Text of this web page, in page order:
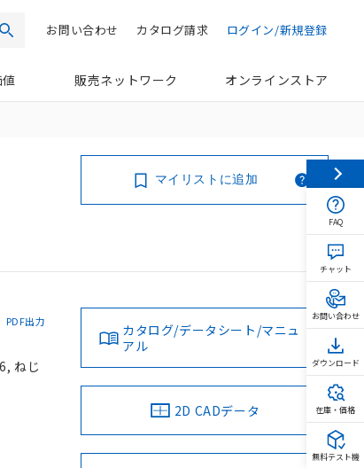
検索 ログイン/新規登録
カタログ請求
お問い合わせ
販売ネットワーク オンラインストア
マイリストに追加
PDF出力
ねじ
カタログ/データシート/マニュ
アル
2D CADデータ
FAQ
チャット
お問い合わせ
ダウンロード
在庫・価格
無料テスト機